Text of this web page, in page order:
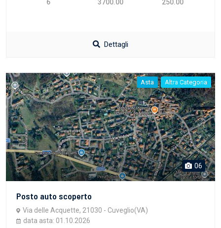
6 3700.00 250.00
Dettagli
Asta Altra Categoria
06
Posto auto scoperto
Via delle Acquette, 21030 - Cuveglio(VA)
data asta: 01.10.2026